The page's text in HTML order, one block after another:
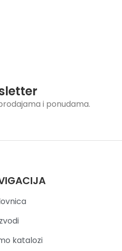
i ponudama.
katalozi